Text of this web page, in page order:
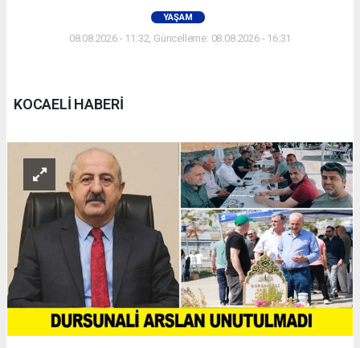
YAŞAM
08.08.2026 - 11:32, Güncelleme: 08.08.2026 - 16:31
KOCAELİ HABERİ